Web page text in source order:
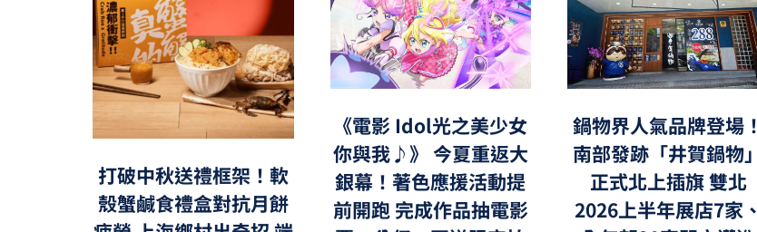
打破中秋送禮框架！軟
殼蟹鹹食禮盒對抗月餅
《電影 Idol光之美少女
你與我♪》 今夏重返大
銀幕！著色應援活動提
前開跑 完成作品抽電影
鍋物界人氣品牌登場！
南部發跡「井賀鍋物」
正式北上插旗 雙北
2026上半年展店7家、